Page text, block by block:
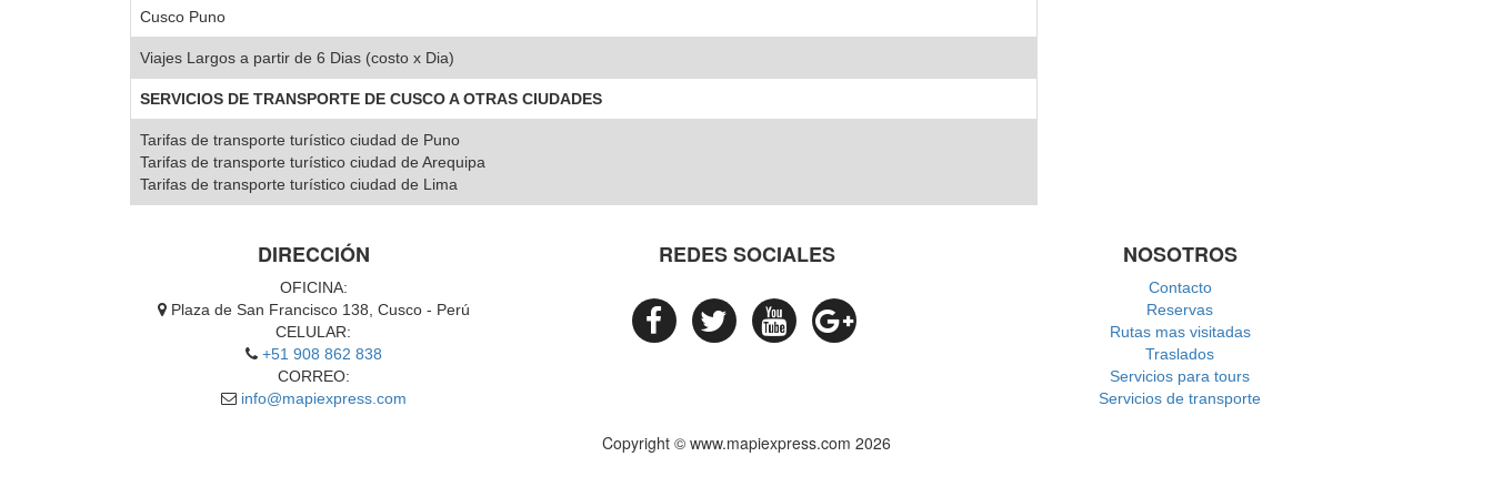
Cusco Puno
Viajes Largos a partir de 6 Dias (costo x Dia)
SERVICIOS DE TRANSPORTE DE CUSCO A OTRAS CIUDADES
Tarifas de transporte turístico ciudad de Puno
Tarifas de transporte turístico ciudad de Arequipa
Tarifas de transporte turístico ciudad de Lima
DIRECCIÓN
OFICINA:
Plaza de San Francisco 138, Cusco - Perú
CELULAR:
+51 908 862 838
CORREO:
info@mapiexpress.com
REDES SOCIALES NOSOTROS
Contacto
Reservas
Rutas mas visitadas
Traslados
Servicios para tours
Servicios de transporte
Copyright © www.mapiexpress.com 2026